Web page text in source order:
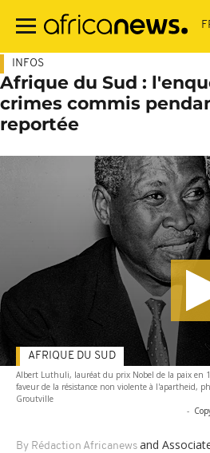
contenu
INFOS
Afrique du Sud :
crimes commis
reportée
Albert Luthuli, lauréat du prix Nobel de la paix en
faveur de la résistance non violente à l'apartheid,
Groutville
-
By Rédaction Africanews and
AFRIQUE DU SUD